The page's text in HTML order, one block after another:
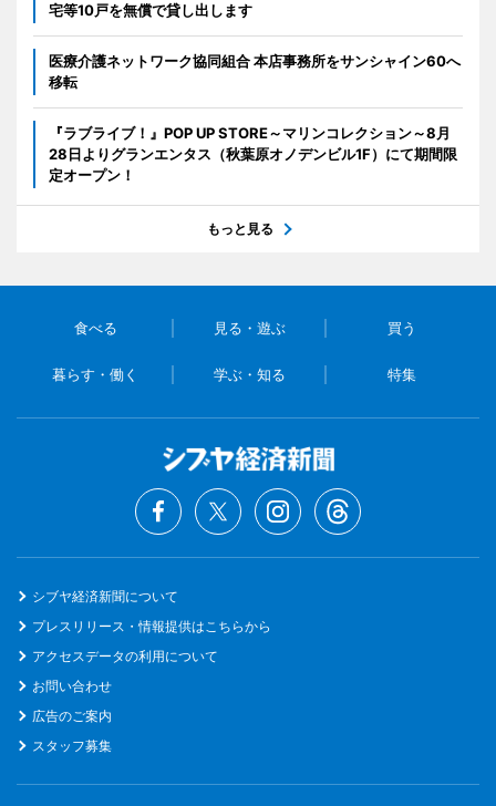
宅等10戸を無償で貸し出します
医療介護ネットワーク協同組合 本店事務所をサンシャイン60へ
移転
『ラブライブ！』POP UP STORE～マリンコレクション～8月
28日よりグランエンタス（秋葉原オノデンビル1F）にて期間限
定オープン！
もっと見る
食べる 見る・遊ぶ 買う
暮らす・働く 学ぶ・知る 特集
シブヤ経済新聞について
プレスリリース・情報提供はこちらから
アクセスデータの利用について
お問い合わせ
広告のご案内
スタッフ募集